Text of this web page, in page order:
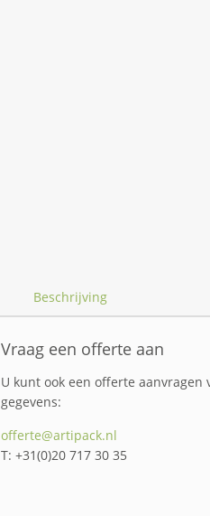
Beschrijving
Vraag een offerte aan
U kunt ook een offerte aanvragen
gegevens:
offerte@artipack.nl
T: +31(0)20 717 30 35